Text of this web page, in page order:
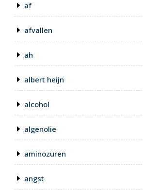
af
afvallen
ah
albert heijn
alcohol
algenolie
aminozuren
angst